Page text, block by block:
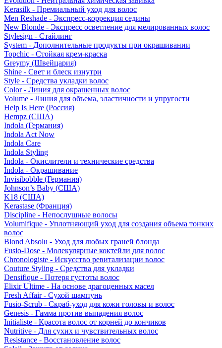
Kerasilk - Премиальный уход для волос
Men Reshade - Экспресс-коррекция седины
New Blonde - Экспресс осветление для мелированных волос
Stylesign - Стайлинг
System - Дополнительные продукты при окрашивании
Topchic - Стойкая крем-краска
Greymy (Швейцария)
Shine - Свет и блеск изнутри
Style - Средства укладки волос
Color - Линия для окрашенных волос
Volume - Линия для объема, эластичности и упругости
Help Is Here (Россия)
Hempz (США)
Indola (Германия)
Indola Act Now
Indola Care
Indola Styling
Indola - Окислители и технические средства
Indola - Окрашивание
Invisibobble (Германия)
Johnson’s Baby (США)
K18 (США)
Kerastase (Франция)
Discipline - Непослушные волосы
Volumifique - Уплотняющий уход для создания объема тонких
волос
Blond Absolu - Уход для любых граней блонда
Fusio-Dose - Молекулярные коктейли для волос
Chronologiste - Искусство ревитализации волос
Couture Styling - Средства для укладки
Densifique - Потеря густоты волос
Elixir Ultime - На основе драгоценных масел
Fresh Affair - Сухой шампунь
Fusio-Scrub - Скраб-уход для кожи головы и волос
Genesis - Гамма против выпадения волос
Initialiste - Красота волос от корней до кончиков
Nutritive - Для сухих и чувствительных волос
Resistance - Восстановление волос